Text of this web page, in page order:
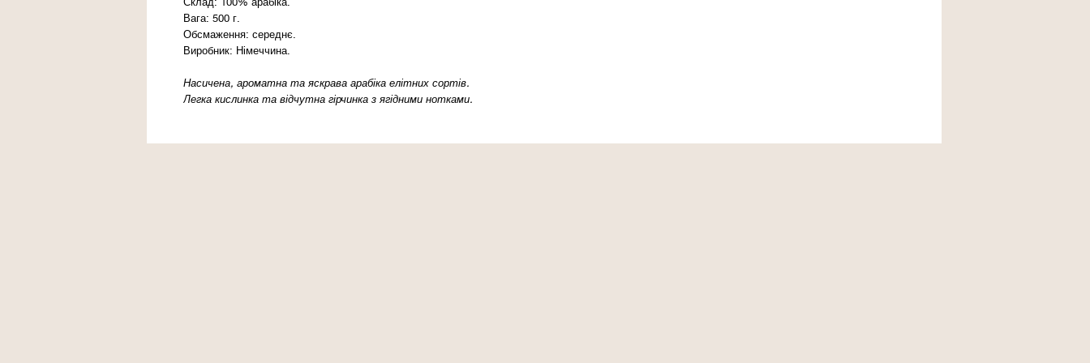
Вага: 500 г.
Обсмаження: середнє.
Виробник: Німеччина.
Насичена, ароматна та яскрава арабіка елітних сортів.
Легка кислинка та відчутна гірчинка з ягідними нотками.